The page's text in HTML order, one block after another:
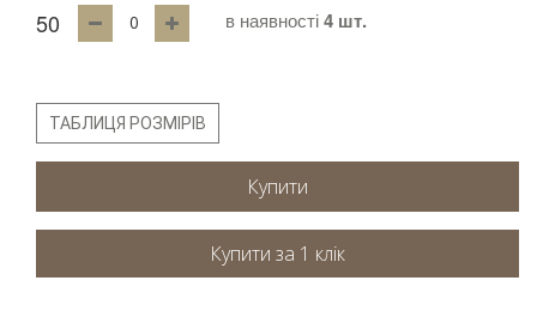
50 в наявності4 шт.
ТАБЛИЦЯ РОЗМІРІВ
Купити